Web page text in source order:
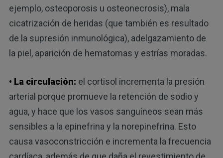
ejemplo, osteoporosis u osteonecrosis), mala
cicatrización de heridas (que también es resultado
de la supresión inmunológica), adelgazamiento de
la piel, aparición de hematomas y estrías moradas.
• La circulación: el cortisol incrementa la presión
arterial porque promueve la retención de sodio y
agua, y hace que los vasos sanguíneos sean más
sensibles a la epinefrina y la norepinefrina. Esto
causa vasoconstricción e incrementa la frecuencia